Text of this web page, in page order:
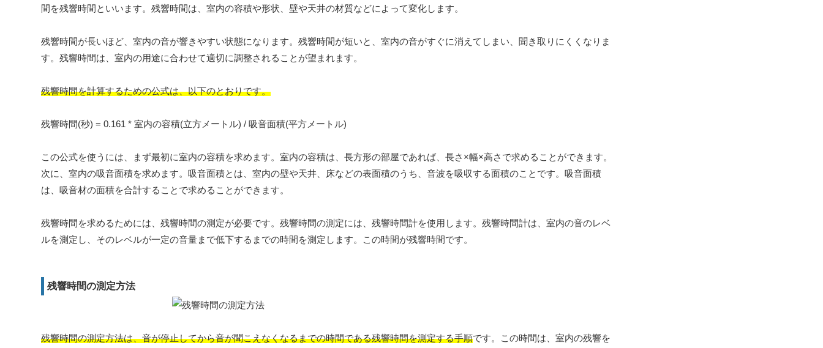
間を残響時間といいます。残響時間は、室内の容積や形状、壁や天井の材質などによって変化します。
残響時間が長いほど、室内の音が響きやすい状態になります。残響時間が短いと、室内の音がすぐに消えてしまい、聞き取りにくくなりま
す。残響時間は、室内の用途に合わせて適切に調整されることが望まれます。
残響時間を計算するための公式は、以下のとおりです。
残響時間(秒) = 0.161 * 室内の容積(立方メートル) / 吸音面積(平方メートル)
この公式を使うには、まず最初に室内の容積を求めます。室内の容積は、長方形の部屋であれば、長さ×幅×高さで求めることができます。
次に、室内の吸音面積を求めます。吸音面積とは、室内の壁や天井、床などの表面積のうち、音波を吸収する面積のことです。吸音面積
は、吸音材の面積を合計することで求めることができます。
残響時間を求めるためには、残響時間の測定が必要です。残響時間の測定には、残響時間計を使用します。残響時間計は、室内の音のレベ
ルを測定し、そのレベルが一定の音量まで低下するまでの時間を測定します。この時間が残響時間です。
残響時間の測定方法
残響時間の測定方法は、音が停止してから音が聞こえなくなるまでの時間である残響時間を測定する手順です。この時間は、室内の残響を